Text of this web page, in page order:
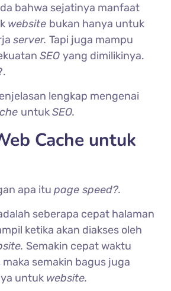
bahwa sejatinya manfaat
website bukan hanya untuk
server.Tapi juga mampu
SEOyang dimilikinya.
lengkap mengenai
untukSEO.
Cache untuk
apa itupage speed?.
seberapa cepat halaman
ketika akan diakses oleh
Semakin cepat waktu
semakin bagus juga
untuk website.